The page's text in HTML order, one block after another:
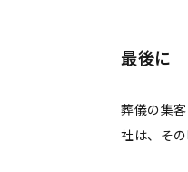
最後に
葬儀の集
社は、そ